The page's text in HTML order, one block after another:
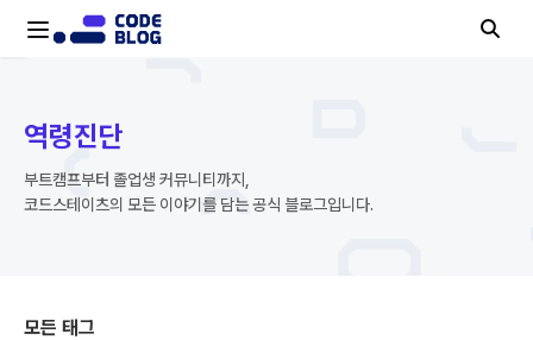
역령진단
부트캠프부터 졸업생 커뮤니티까지,
코드스테이츠의 모든 이야기를 담는 공식 블로그입니다.
모든 태그